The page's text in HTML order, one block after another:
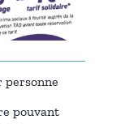
personne
pouvant